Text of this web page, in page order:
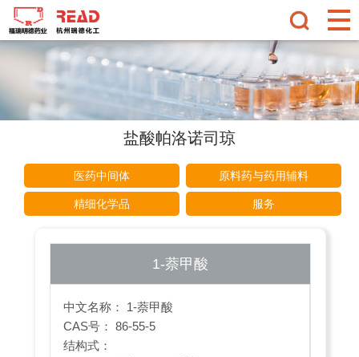
盐酸帕洛诺司琼
医药中间体 原料药与药用辅料
精细化学品 服务
1-萘甲酸
中文名称： 1-萘甲酸
CAS号： 86-55-5
结构式：